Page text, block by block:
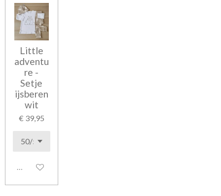
Little
adventu
re -
Setje
ijsberen
wit
€ 39,95
Uitgeschakeld